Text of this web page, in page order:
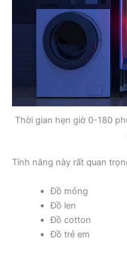
Thời gian hẹn giờ 0-180
Tính năng này rất quan
Đồ mỏng
Đồ len
Đồ cotton
Đồ trẻ em